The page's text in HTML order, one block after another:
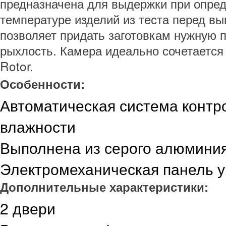
температуре изделий из теста перед
позволяет придать заготовкам нужную
рыхлость. Камера идеально
Rotor.
Особенности:
Автоматическая система
влажности
Выполнена из серого
Электромеханическая панель
Дополнительные характеристики:
2 двери